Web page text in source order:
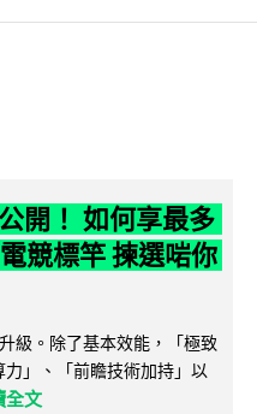
開！ 如何享最多
競標竿 揀選啱你
級。除了基本效能，「極致
」、「前瞻技術加持」以
全文